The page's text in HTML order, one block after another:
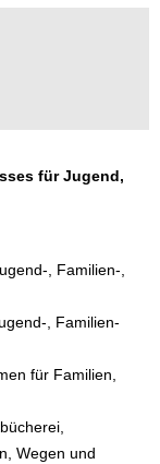
für Jugend,
, Familien-,
, Familien-
für Familien,
Wegen und